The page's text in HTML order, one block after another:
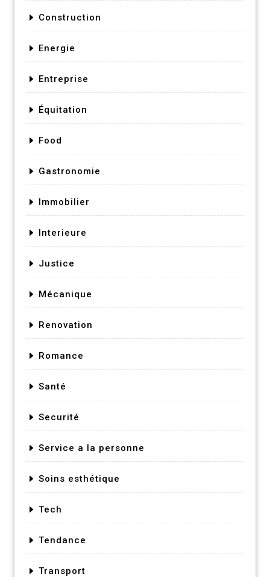
Construction
Energie
Entreprise
Équitation
Food
Gastronomie
Immobilier
Interieure
Justice
Mécanique
Renovation
Romance
Santé
Securité
Service a la personne
Soins esthétique
Tech
Tendance
Transport